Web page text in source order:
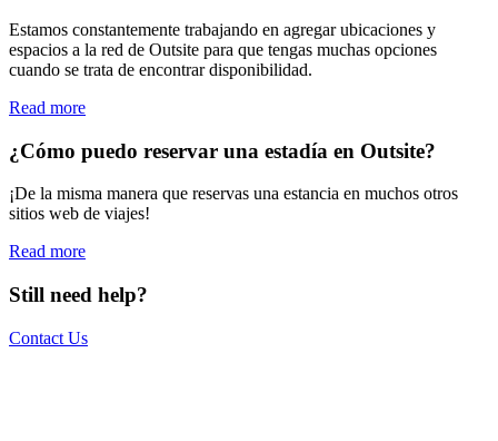
Estamos constantemente trabajando en agregar ubicaciones y
espacios a la red de Outsite para que tengas muchas opciones
cuando se trata de encontrar disponibilidad.
Read more
¿Cómo puedo reservar una estadía en Outsite?
¡De la misma manera que reservas una estancia en muchos otros
sitios web de viajes!
Read more
Still need help?
Contact Us